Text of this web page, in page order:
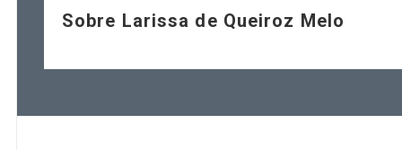
Sobre Larissa de Queiroz Melo